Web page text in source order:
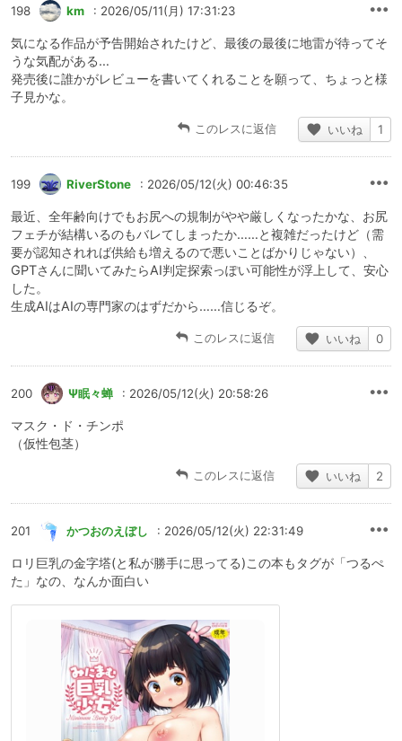
198 km : 2026/05/11(月) 17:31:23
気になる作品が予告開始されたけど、最後の最後に地雷が待ってそ
うな気配がある…
発売後に誰かがレビューを書いてくれることを願って、ちょっと様
子見かな。
このレスに返信 いいね 1
199 RiverStone : 2026/05/12(火) 00:46:35
最近、全年齢向けでもお尻への規制がやや厳しくなったかな、お尻
フェチが結構いるのもバレてしまったか……と複雑だったけど（需
要が認知されれば供給も増えるので悪いことばかりじゃない）、
GPTさんに聞いてみたらAI判定探索っぽい可能性が浮上して、安心
した。
生成AIはAIの専門家のはずだから……信じるぞ。
このレスに返信 いいね 0
200 Ψ眠々蝉 : 2026/05/12(火) 20:58:26
マスク・ド・チンポ
（仮性包茎）
このレスに返信 いいね 2
201 かつおのえぼし : 2026/05/12(火) 22:31:49
ロリ巨乳の金字塔(と私が勝手に思ってる)この本もタグが「つるぺ
た」なの、なんか面白い